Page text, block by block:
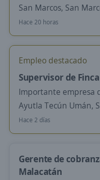
San Marcos, San
Hace 20 horas
Empleo destacado
Supervisor de
Importante empresa
Ayutla Tecún Umán,
Hace 2 días
Gerente de
Malacatán